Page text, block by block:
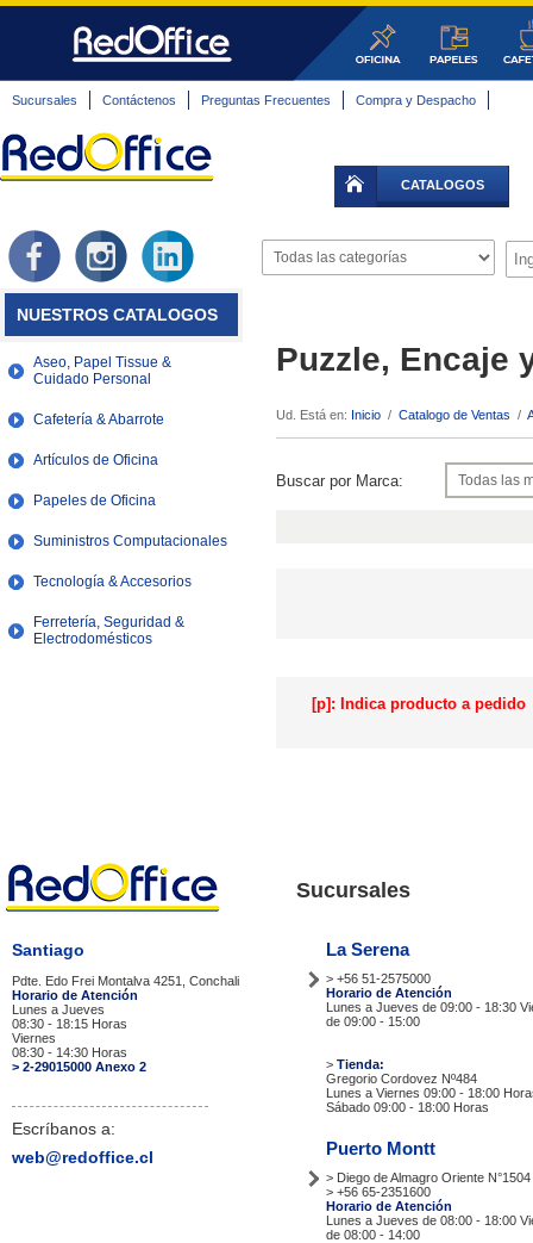
Sucursales Contáctenos Preguntas Frecuentes Compra y Despacho
CATALOGOS
NUESTROS CATALOGOS
Aseo, Papel Tissue &
Cuidado Personal
Cafetería & Abarrote
Artículos de Oficina
Papeles de Oficina
Suministros Computacionales
Tecnología & Accesorios
Ferretería, Seguridad &
Electrodomésticos
Puzzle, Encaje
Ud. Está en: Inicio / Catalogo de Ventas /
Buscar por Marca:
[p]: Indica producto a pedido
Santiago
Pdte. Edo Frei Montalva 4251, Conchali
Horario de Atención
Lunes a Jueves
08:30 - 18:15 Horas
Viernes
08:30 - 14:30 Horas
> 2-29015000 Anexo 2
Escríbanos a:
web@redoffice.cl
Sucursales
La Serena
> +56 51-2575000
Horario de Atención
Lunes a Jueves de 09:00 - 18:30
de 09:00 - 15:00
> Tienda:
Gregorio Cordovez Nº484
Lunes a Viernes 09:00 - 18:00
Sábado 09:00 - 18:00 Horas
Puerto Montt
> Diego de Almagro Oriente N°1504
> +56 65-2351600
Horario de Atención
Lunes a Jueves de 08:00 - 18:00
de 08:00 - 14:00